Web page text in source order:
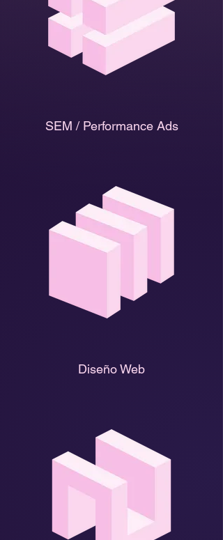
SEM / Performance Ads
Diseño Web